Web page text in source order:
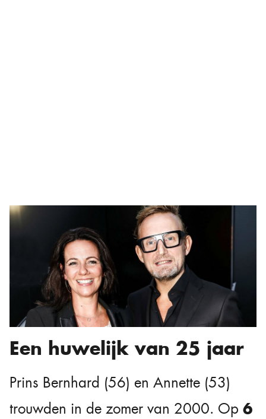
Een huwelijk van 25 jaar
Prins Bernhard (56) en Annette (53)
trouwden in de zomer van 2000. Op 6